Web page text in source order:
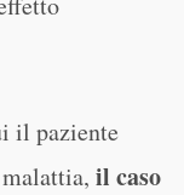
il paziente
il caso